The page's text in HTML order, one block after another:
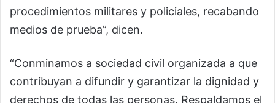
procedimientos militares y policiales, recabando
medios de prueba”, dicen.
“Conminamos a sociedad civil organizada a que
contribuyan a difundir y garantizar la dignidad y
derechos de todas las personas. Respaldamos el